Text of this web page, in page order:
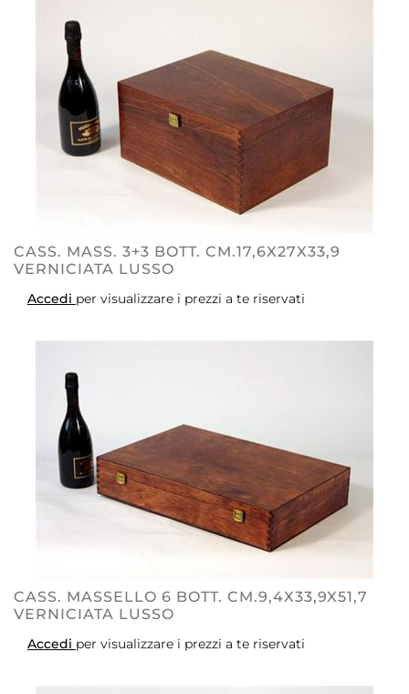
CASS. MASS. 3+3 BOTT. CM.17,6X27X33,9
VERNICIATA LUSSO
Accedi per visualizzare i prezzi a te riservati
CASS. MASSELLO 6 BOTT. CM.9,4X33,9X51,7
VERNICIATA LUSSO
Accedi per visualizzare i prezzi a te riservati